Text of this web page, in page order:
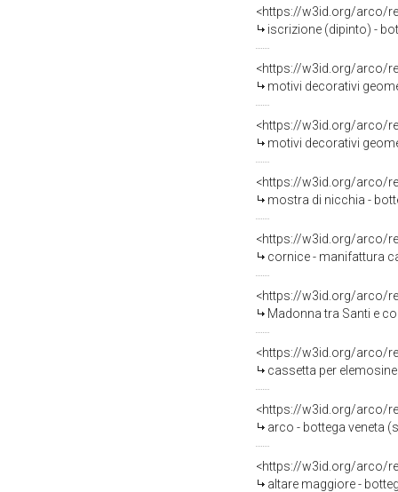
<https://w3id.org/arco/
iscrizione (dipinto) -
<https://w3id.org/arco/
motivi decorativi
<https://w3id.org/arco/
motivi decorativi
<https://w3id.org/arco/
mostra di nicchia -
<https://w3id.org/arco/
cornice - manifattura
<https://w3id.org/arco/
Madonna tra Santi e
<https://w3id.org/arco/
cassetta per
<https://w3id.org/arco/
arco - bottega veneta
<https://w3id.org/arco/
altare maggiore -